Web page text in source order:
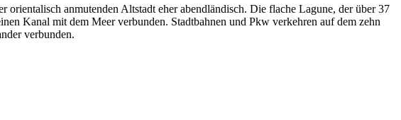
anmutenden Altstadt eher abendländisch. Die flache Lagune, der über 37
Kanal mit dem Meer verbunden. Stadtbahnen und Pkw verkehren auf dem zehn
verbunden.